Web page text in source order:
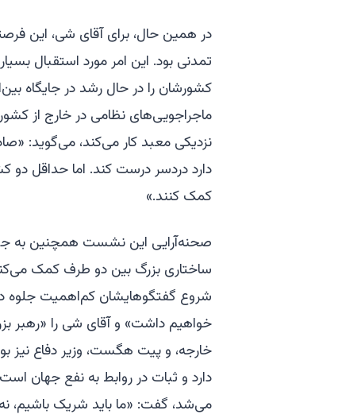
در همین حال، برای آقای شی، این
تمدنی بود. این امر مورد استقبال
کشورشان را در حال رشد در جایگاه
ماجراجویی‌های نظامی در خارج از
نزدیکی معبد کار می‌کند، می‌گوید:
دارد دردسر درست کند. اما حداقل دو
کمک کنند.»
صحنه‌آرایی این نشست همچنین به
ساختاری بزرگ بین دو طرف کمک می‌کند.
شروع گفتگوهایشان کم‌اهمیت جلوه
خواهیم داشت» و آقای شی را «رهبر
خارجه، و پیت هگست، وزیر دفاع نیز
دارد و ثبات در روابط به نفع جهان
می‌شد، گفت: «ما باید شریک باشیم،